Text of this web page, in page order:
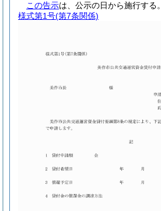
この告示は、公示の日から施行する。
様式第1号(第7条関係)